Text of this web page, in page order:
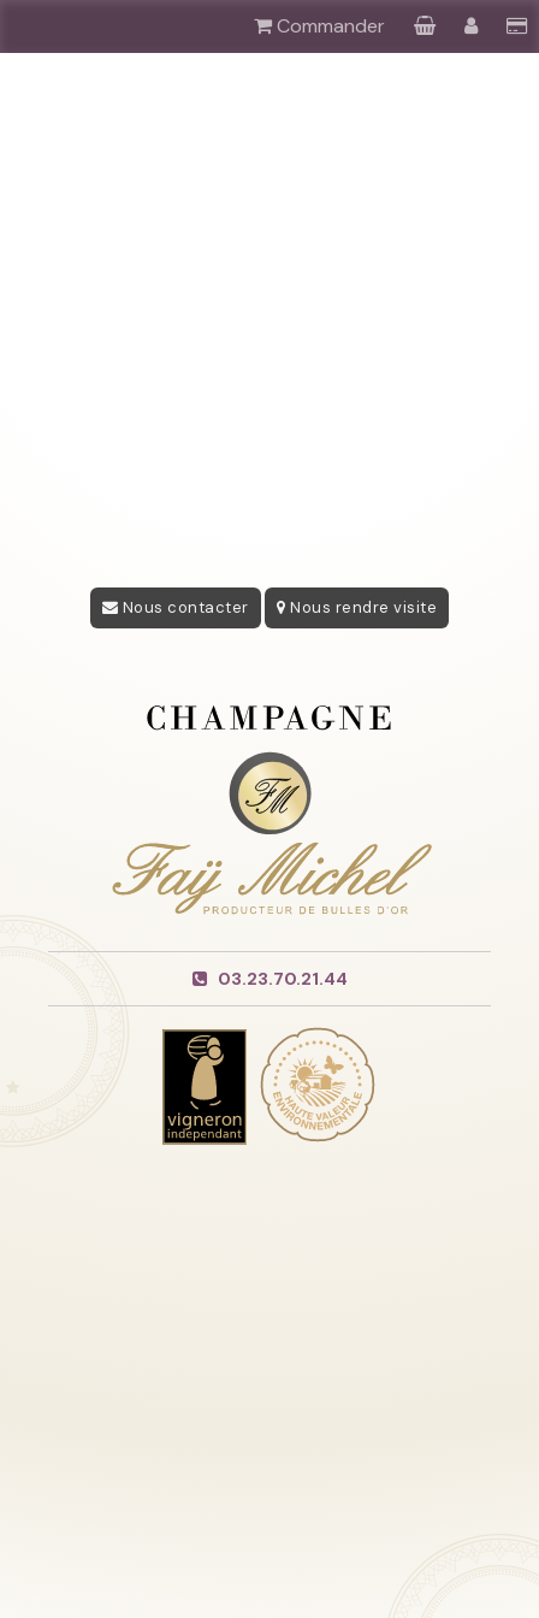
Commander
Nous contacter Nous rendre visite
03.23.70.21.44